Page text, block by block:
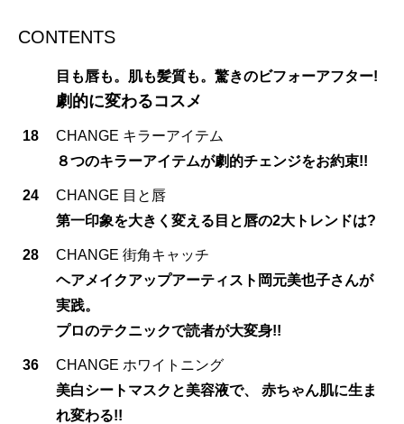
CONTENTS
目も唇も。肌も髪質も。驚きのビフォーアフター!
劇的に変わるコスメ
18
CHANGE キラーアイテム
８つのキラーアイテムが劇的チェンジをお約束!!
24
CHANGE 目と唇
第一印象を大きく変える目と唇の2大トレンドは?
28
CHANGE 街角キャッチ
ヘアメイクアップアーティスト岡元美也子さんが
実践。
プロのテクニックで読者が大変身!!
36
CHANGE ホワイトニング
美白シートマスクと美容液で、 赤ちゃん肌に生ま
れ変わる!!